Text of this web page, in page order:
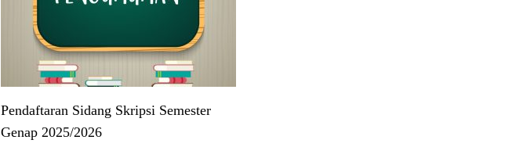
Pendaftaran Sidang Skripsi Semester
Genap 2025/2026